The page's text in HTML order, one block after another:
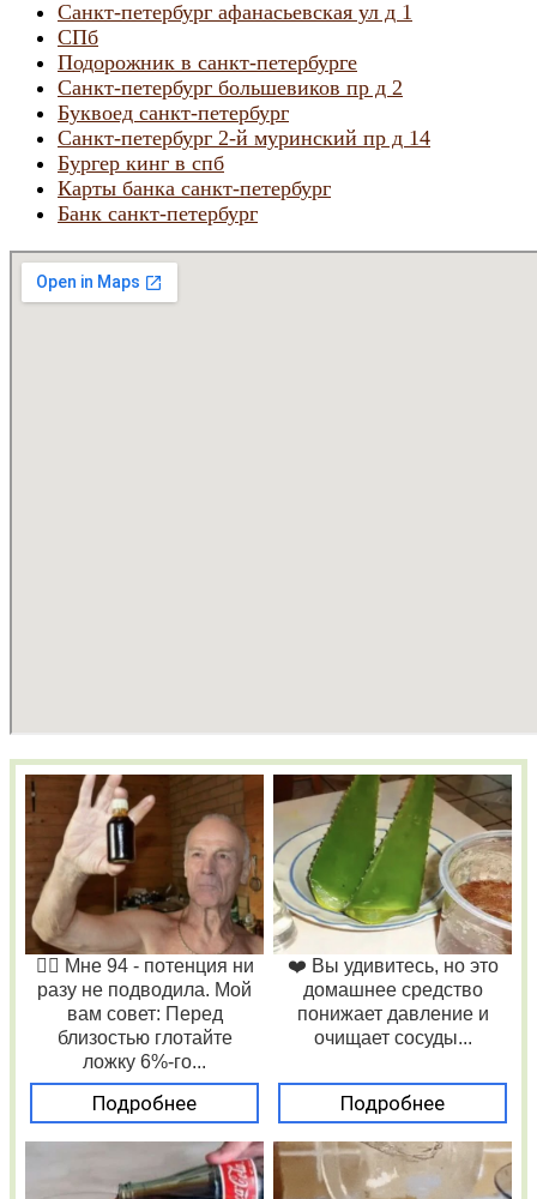
Санкт-петербург афанасьевская ул д 1
СПб
Подорожник в санкт-петербурге
Санкт-петербург большевиков пр д 2
Буквоед санкт-петербург
Санкт-петербург 2-й муринский пр д 14
Бургер кинг в спб
Карты банка санкт-петербург
Банк санкт-петербург
❤️‍🔥 Мне 94 - потенция ни
разу не подводила. Мой
вам совет: Перед
близостью глотайте
ложку 6%-го...
Подробнее
❤️ Вы удивитесь, но это
домашнее средство
понижает давление и
очищает сосуды...
Подробнее